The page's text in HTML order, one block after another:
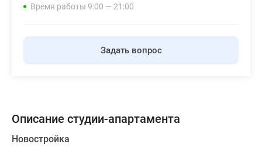
Время работы 9:00 — 21:00
Задать вопрос
Описание студии-апартамента
Новостройка